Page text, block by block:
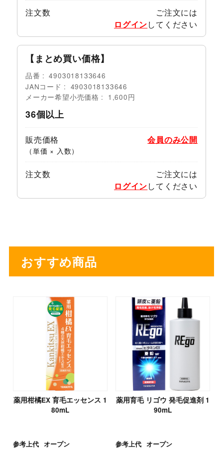
注文数
ご注文には
ログインしてください
【まとめ買い価格】
品番
4903018133646
JANコード
4903018133646
メーカー希望小売価格
1,600円
36個以上
販売価格
（単価 × 入数）
会員のみ公開
注文数
ご注文には
ログインしてください
おすすめ商品
薬用柑橘EX 育毛エッセンス 1
80mL
参考上代 オープン
薬用育毛 リゴウ 発毛促進剤 1
90mL
参考上代 オープン